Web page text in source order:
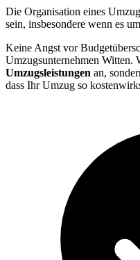
Die Organisation eines
sein, insbesondere wenn es
Keine Angst vor
Umzugsunternehmen Witten.
Umzugsleistungen an,
dass Ihr Umzug so